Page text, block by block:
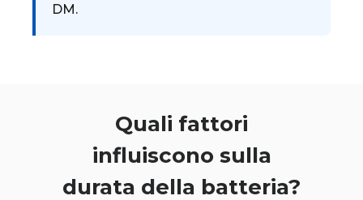
DM.
Quali fattori
influiscono sulla
durata della batteria?